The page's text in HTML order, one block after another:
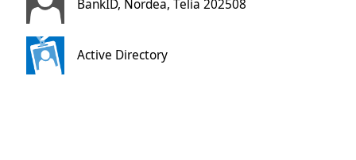
BankID, Nordea, Telia 202508
Active Directory